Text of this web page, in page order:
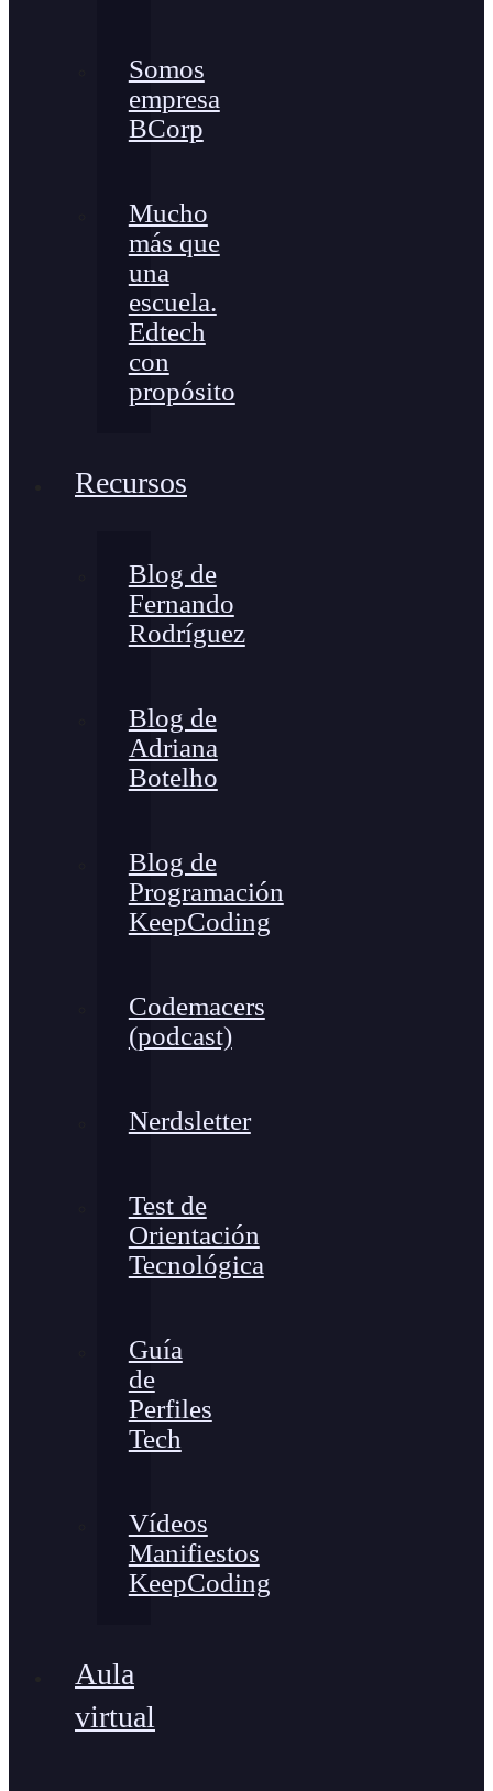
Somos
empresa
BCorp
Mucho
más que
una
escuela.
Edtech
con
propósito
Recursos
Blog de
Fernando
Rodríguez
Blog de
Adriana
Botelho
Blog de
Programación
KeepCoding
Codemacers
(podcast)
Nerdsletter
Test de
Orientación
Tecnológica
Guía
de
Perfiles
Tech
Vídeos
Manifiestos
KeepCoding
Aula
virtual